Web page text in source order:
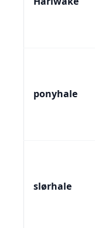
ponyhale
slørhale